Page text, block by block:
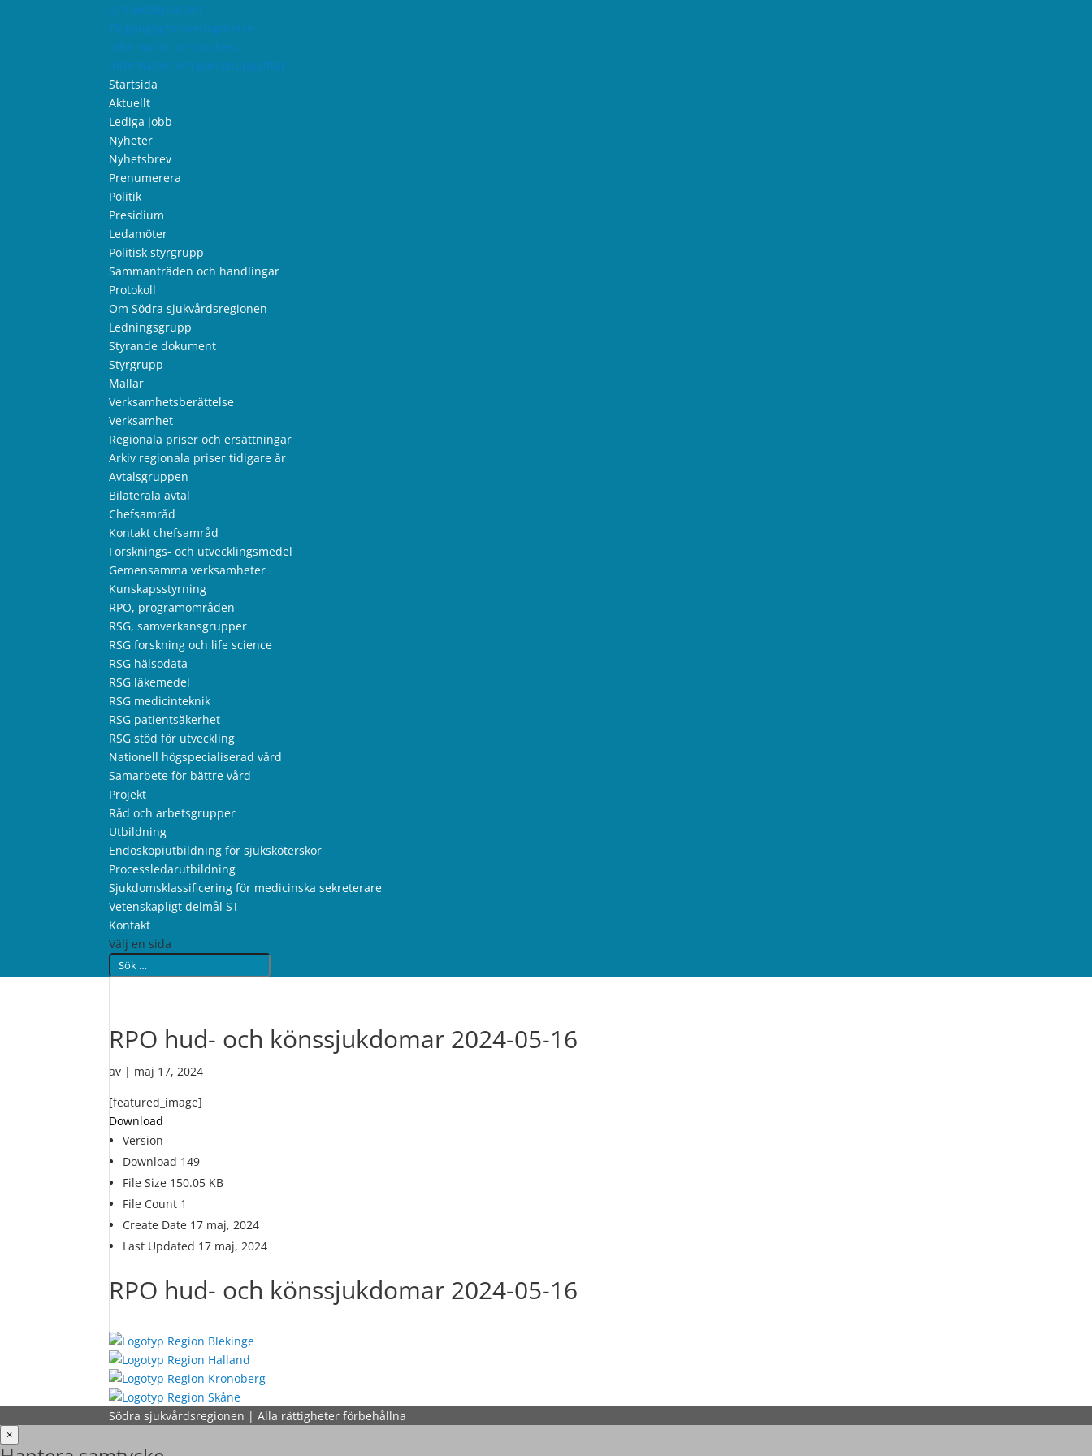
Om webbplatsen
Tillgänglighetsredogörelse
Information om cookies
Information om personuppgifter
Startsida
Aktuellt
Lediga jobb
Nyheter
Nyhetsbrev
Prenumerera
Politik
Presidium
Ledamöter
Politisk styrgrupp
Sammanträden och handlingar
Protokoll
Om Södra sjukvårdsregionen
Ledningsgrupp
Styrande dokument
Styrgrupp
Mallar
Verksamhetsberättelse
Verksamhet
Regionala priser och ersättningar
Arkiv regionala priser tidigare år
Avtalsgruppen
Bilaterala avtal
Chefsamråd
Kontakt chefsamråd
Forsknings- och utvecklingsmedel
Gemensamma verksamheter
Kunskapsstyrning
RPO, programområden
RSG, samverkansgrupper
RSG forskning och life science
RSG hälsodata
RSG läkemedel
RSG medicinteknik
RSG patientsäkerhet
RSG stöd för utveckling
Nationell högspecialiserad vård
Samarbete för bättre vård
Projekt
Råd och arbetsgrupper
Utbildning
Endoskopiutbildning för sjuksköterskor
Processledarutbildning
Sjukdomsklassificering för medicinska sekreterare
Vetenskapligt delmål ST
Kontakt
Välj en sida
RPO hud- och könssjukdomar 2024-05-16
av | maj 17, 2024
[featured_image]
Download
Version
Download 149
File Size 150.05 KB
File Count 1
Create Date 17 maj, 2024
Last Updated 17 maj, 2024
RPO hud- och könssjukdomar 2024-05-16
Södra sjukvårdsregionen | Alla rättigheter förbehållna
×